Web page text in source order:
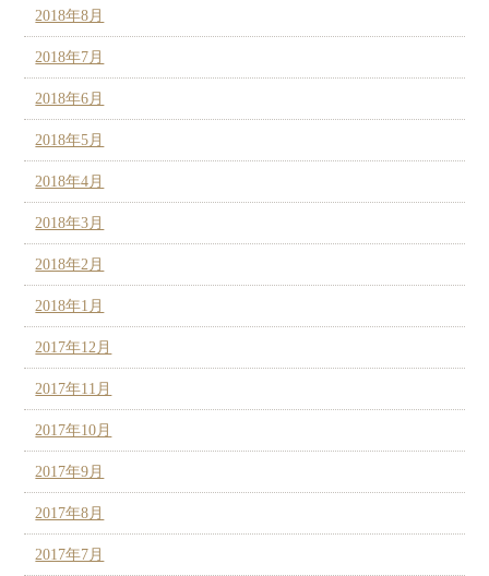
2018年8月
2018年7月
2018年6月
2018年5月
2018年4月
2018年3月
2018年2月
2018年1月
2017年12月
2017年11月
2017年10月
2017年9月
2017年8月
2017年7月